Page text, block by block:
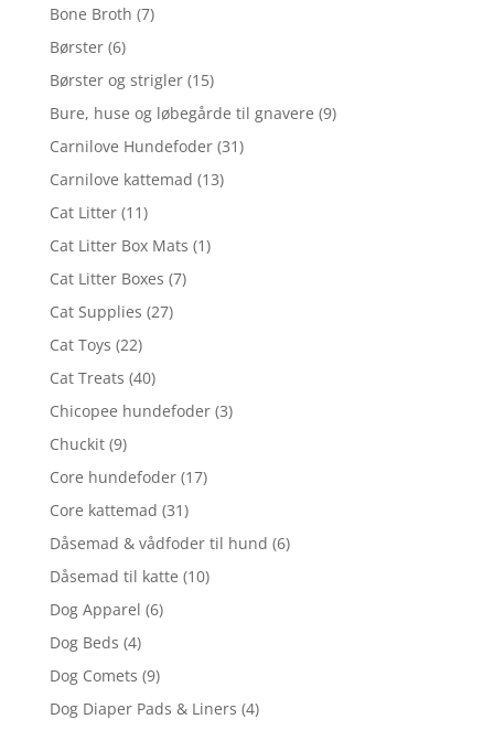
Bone Broth (7)
Børster (6)
Børster og strigler (15)
Bure, huse og løbegårde til gnavere (9)
Carnilove Hundefoder (31)
Carnilove kattemad (13)
Cat Litter (11)
Cat Litter Box Mats (1)
Cat Litter Boxes (7)
Cat Supplies (27)
Cat Toys (22)
Cat Treats (40)
Chicopee hundefoder (3)
Chuckit (9)
Core hundefoder (17)
Core kattemad (31)
Dåsemad & vådfoder til hund (6)
Dåsemad til katte (10)
Dog Apparel (6)
Dog Beds (4)
Dog Comets (9)
Dog Diaper Pads & Liners (4)